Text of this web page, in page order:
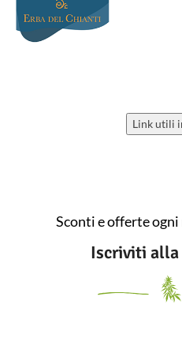
Link utili
Sconti e offerte
Iscriviti